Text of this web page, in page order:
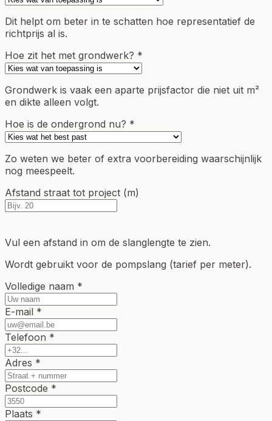
Dit helpt om beter in te schatten hoe representatief de
richtprijs al is.
Hoe zit het met grondwerk? *
Grondwerk is vaak een aparte prijsfactor die niet uit m²
en dikte alleen volgt.
Hoe is de ondergrond nu? *
Zo weten we beter of extra voorbereiding waarschijnlijk
nog meespeelt.
Afstand straat tot project (m)
Vul een afstand in om de slanglengte te zien.
Wordt gebruikt voor de pompslang (tarief per meter).
Volledige naam *
E-mail *
Telefoon *
Adres *
Postcode *
Plaats *